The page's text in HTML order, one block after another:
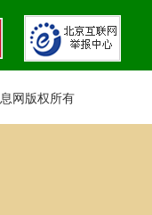
网版权所有